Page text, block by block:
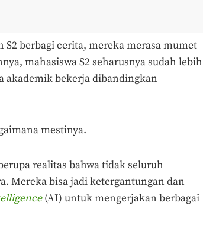
S2 berbagi cerita, mereka merasa mumet
mahasiswa S2 seharusnya sudah lebih
akademik bekerja dibandingkan
mestinya.
realitas bahwa tidak seluruh
Mereka bisa jadi ketergantungan dan
(AI) untuk mengerjakan berbagai